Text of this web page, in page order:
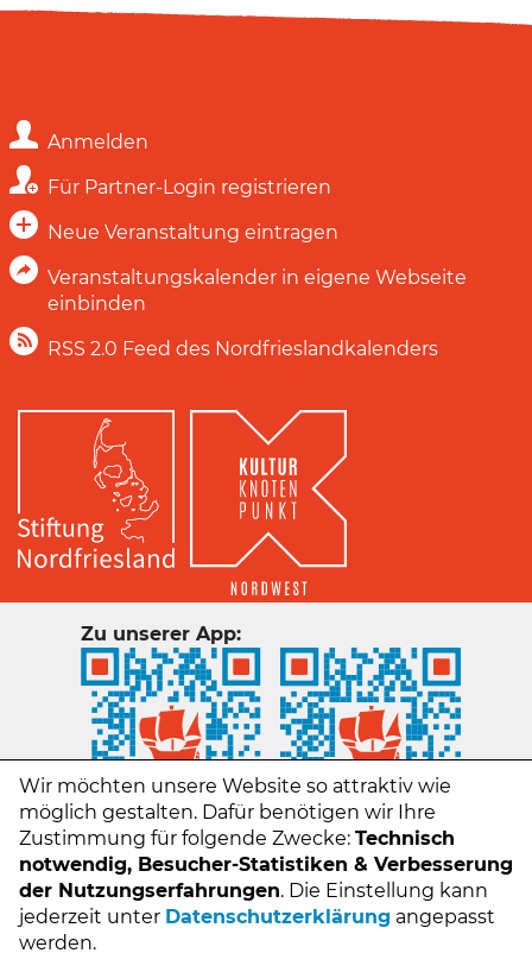
Anmelden
Für Partner-Login registrieren
Neue Veranstaltung eintragen
Veranstaltungskalender in eigene Webseite
einbinden
RSS 2.0 Feed des Nordfrieslandkalenders
Kontakt
Zu unserer App:
Wir möchten unsere Website so attraktiv wie
möglich gestalten. Dafür benötigen wir Ihre
Zustimmung für folgende Zwecke: Technisch
notwendig, Besucher-Statistiken & Verbesserung
der Nutzungserfahrungen. Die Einstellung kann
jederzeit unter Datenschutzerklärung angepasst
werden.